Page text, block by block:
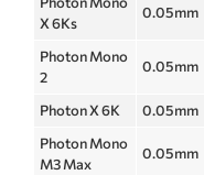
X 6Ks
0.05mm
Photon Mono
2
0.05mm
Photon X 6K 0.05mm
Photon Mono
M3 Max
0.05mm